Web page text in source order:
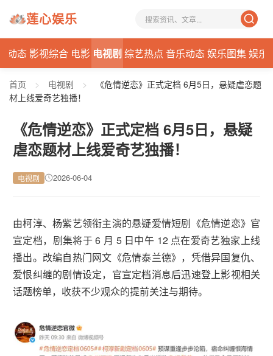
莲心娱乐
动态 影视综合 电影 电视剧综艺热点 音乐动态娱乐图集娱乐
首页 > 电视剧 >
《危情逆恋》正式定档 6月5日，悬疑虐恋题
材上线爱奇艺独播！
《危情逆恋》正式定档 6月5日，悬疑
虐恋题材上线爱奇艺独播！
电视剧 2026-06-04
由柯淳、杨紫艺领衔主演的悬疑爱情短剧《危情逆恋》官
宣定档，剧集将于 6 月 5 日中午 12 点在爱奇艺独家上线
播出。改编自热门网文《危情泰兰德》，凭借异国复仇、
爱恨纠缠的剧情设定，官宣定档消息后迅速登上影视相关
话题榜单，收获不少观众的提前关注与期待。